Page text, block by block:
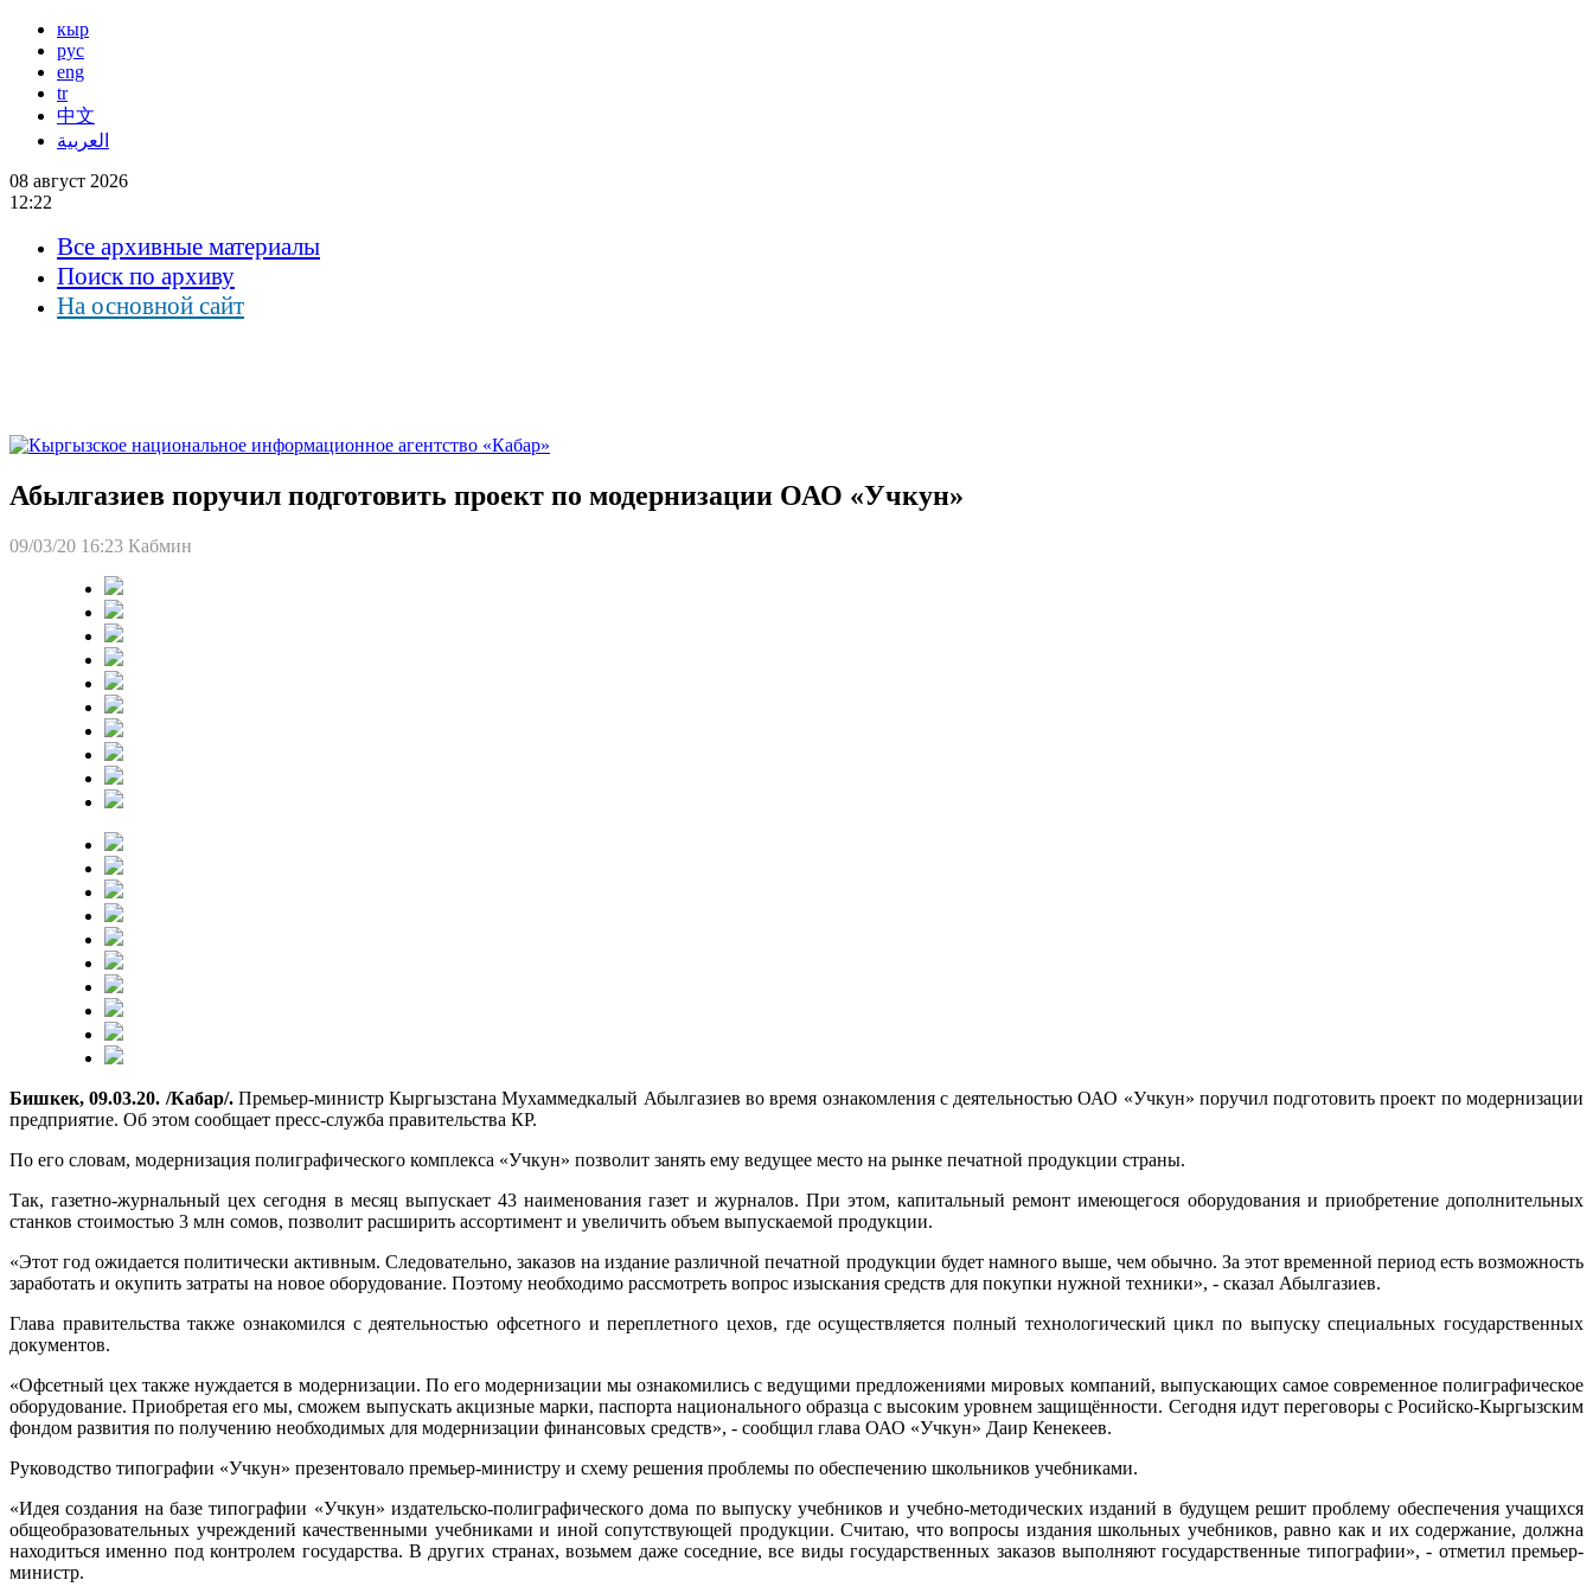
кыр
рус
eng
tr
中文
العربية
08 август 2026
12:22
Все архивные материалы
Поиск по архиву
На основной сайт
Абылгазиев поручил подготовить проект по модернизации ОАО «Учкун»
09/03/20 16:23 Кабмин
Бишкек, 09.03.20. /Кабар/. Премьер-министр Кыргызстана Мухаммедкалый Абылгазиев во время ознакомления с деятельностью ОАО «Учкун» поручил подготовить проект по модернизации
предприятие. Об этом сообщает пресс-служба правительства КР.
По его словам, модернизация полиграфического комплекса «Учкун» позволит занять ему ведущее место на рынке печатной продукции страны.
Так, газетно-журнальный цех сегодня в месяц выпускает 43 наименования газет и журналов. При этом, капитальный ремонт имеющегося оборудования и приобретение дополнительных
станков стоимостью 3 млн сомов, позволит расширить ассортимент и увеличить объем выпускаемой продукции.
«Этот год ожидается политически активным. Следовательно, заказов на издание различной печатной продукции будет намного выше, чем обычно. За этот временной период есть возможность
заработать и окупить затраты на новое оборудование. Поэтому необходимо рассмотреть вопрос изыскания средств для покупки нужной техники», - сказал Абылгазиев.
Глава правительства также ознакомился с деятельностью офсетного и переплетного цехов, где осуществляется полный технологический цикл по выпуску специальных государственных
документов.
«Офсетный цех также нуждается в модернизации. По его модернизации мы ознакомились с ведущими предложениями мировых компаний, выпускающих самое современное полиграфическое
оборудование. Приобретая его мы, сможем выпускать акцизные марки, паспорта национального образца с высоким уровнем защищённости. Сегодня идут переговоры с Росийско-Кыргызским
фондом развития по получению необходимых для модернизации финансовых средств», - сообщил глава ОАО «Учкун» Даир Кенекеев.
Руководство типографии «Учкун» презентовало премьер-министру и схему решения проблемы по обеспечению школьников учебниками.
«Идея создания на базе типографии «Учкун» издательско-полиграфического дома по выпуску учебников и учебно-методических изданий в будущем решит проблему обеспечения учащихся
общеобразовательных учреждений качественными учебниками и иной сопутствующей продукции. Считаю, что вопросы издания школьных учебников, равно как и их содержание, должна
находиться именно под контролем государства. В других странах, возьмем даже соседние, все виды государственных заказов выполняют государственные типографии», - отметил премьер-
министр.